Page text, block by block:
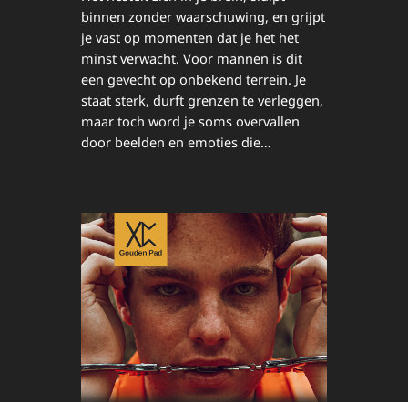
binnen zonder waarschuwing, en grijpt
je vast op momenten dat je het het
minst verwacht. Voor mannen is dit
een gevecht op onbekend terrein. Je
staat sterk, durft grenzen te verleggen,
maar toch word je soms overvallen
door beelden en emoties die…